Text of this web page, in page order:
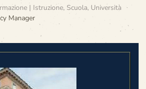
| Istruzione, Scuola, Università
Manager